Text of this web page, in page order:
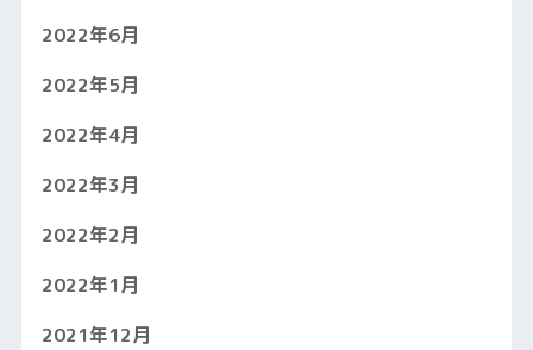
2022年6月
2022年5月
2022年4月
2022年3月
2022年2月
2022年1月
2021年12月